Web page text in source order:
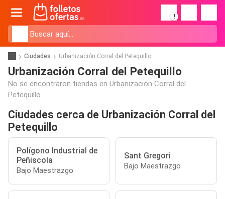
!
Ciudades Urbanización Corral del Petequillo
Urbanización Corral del Petequillo
No se encontraron tiendas en Urbanización Corral del
Petequillo.
Ciudades cerca de Urbanización Corral del
Petequillo
Polígono Industrial de
Peñiscola
Bajo Maestrazgo
Sant Gregori
Bajo Maestrazgo